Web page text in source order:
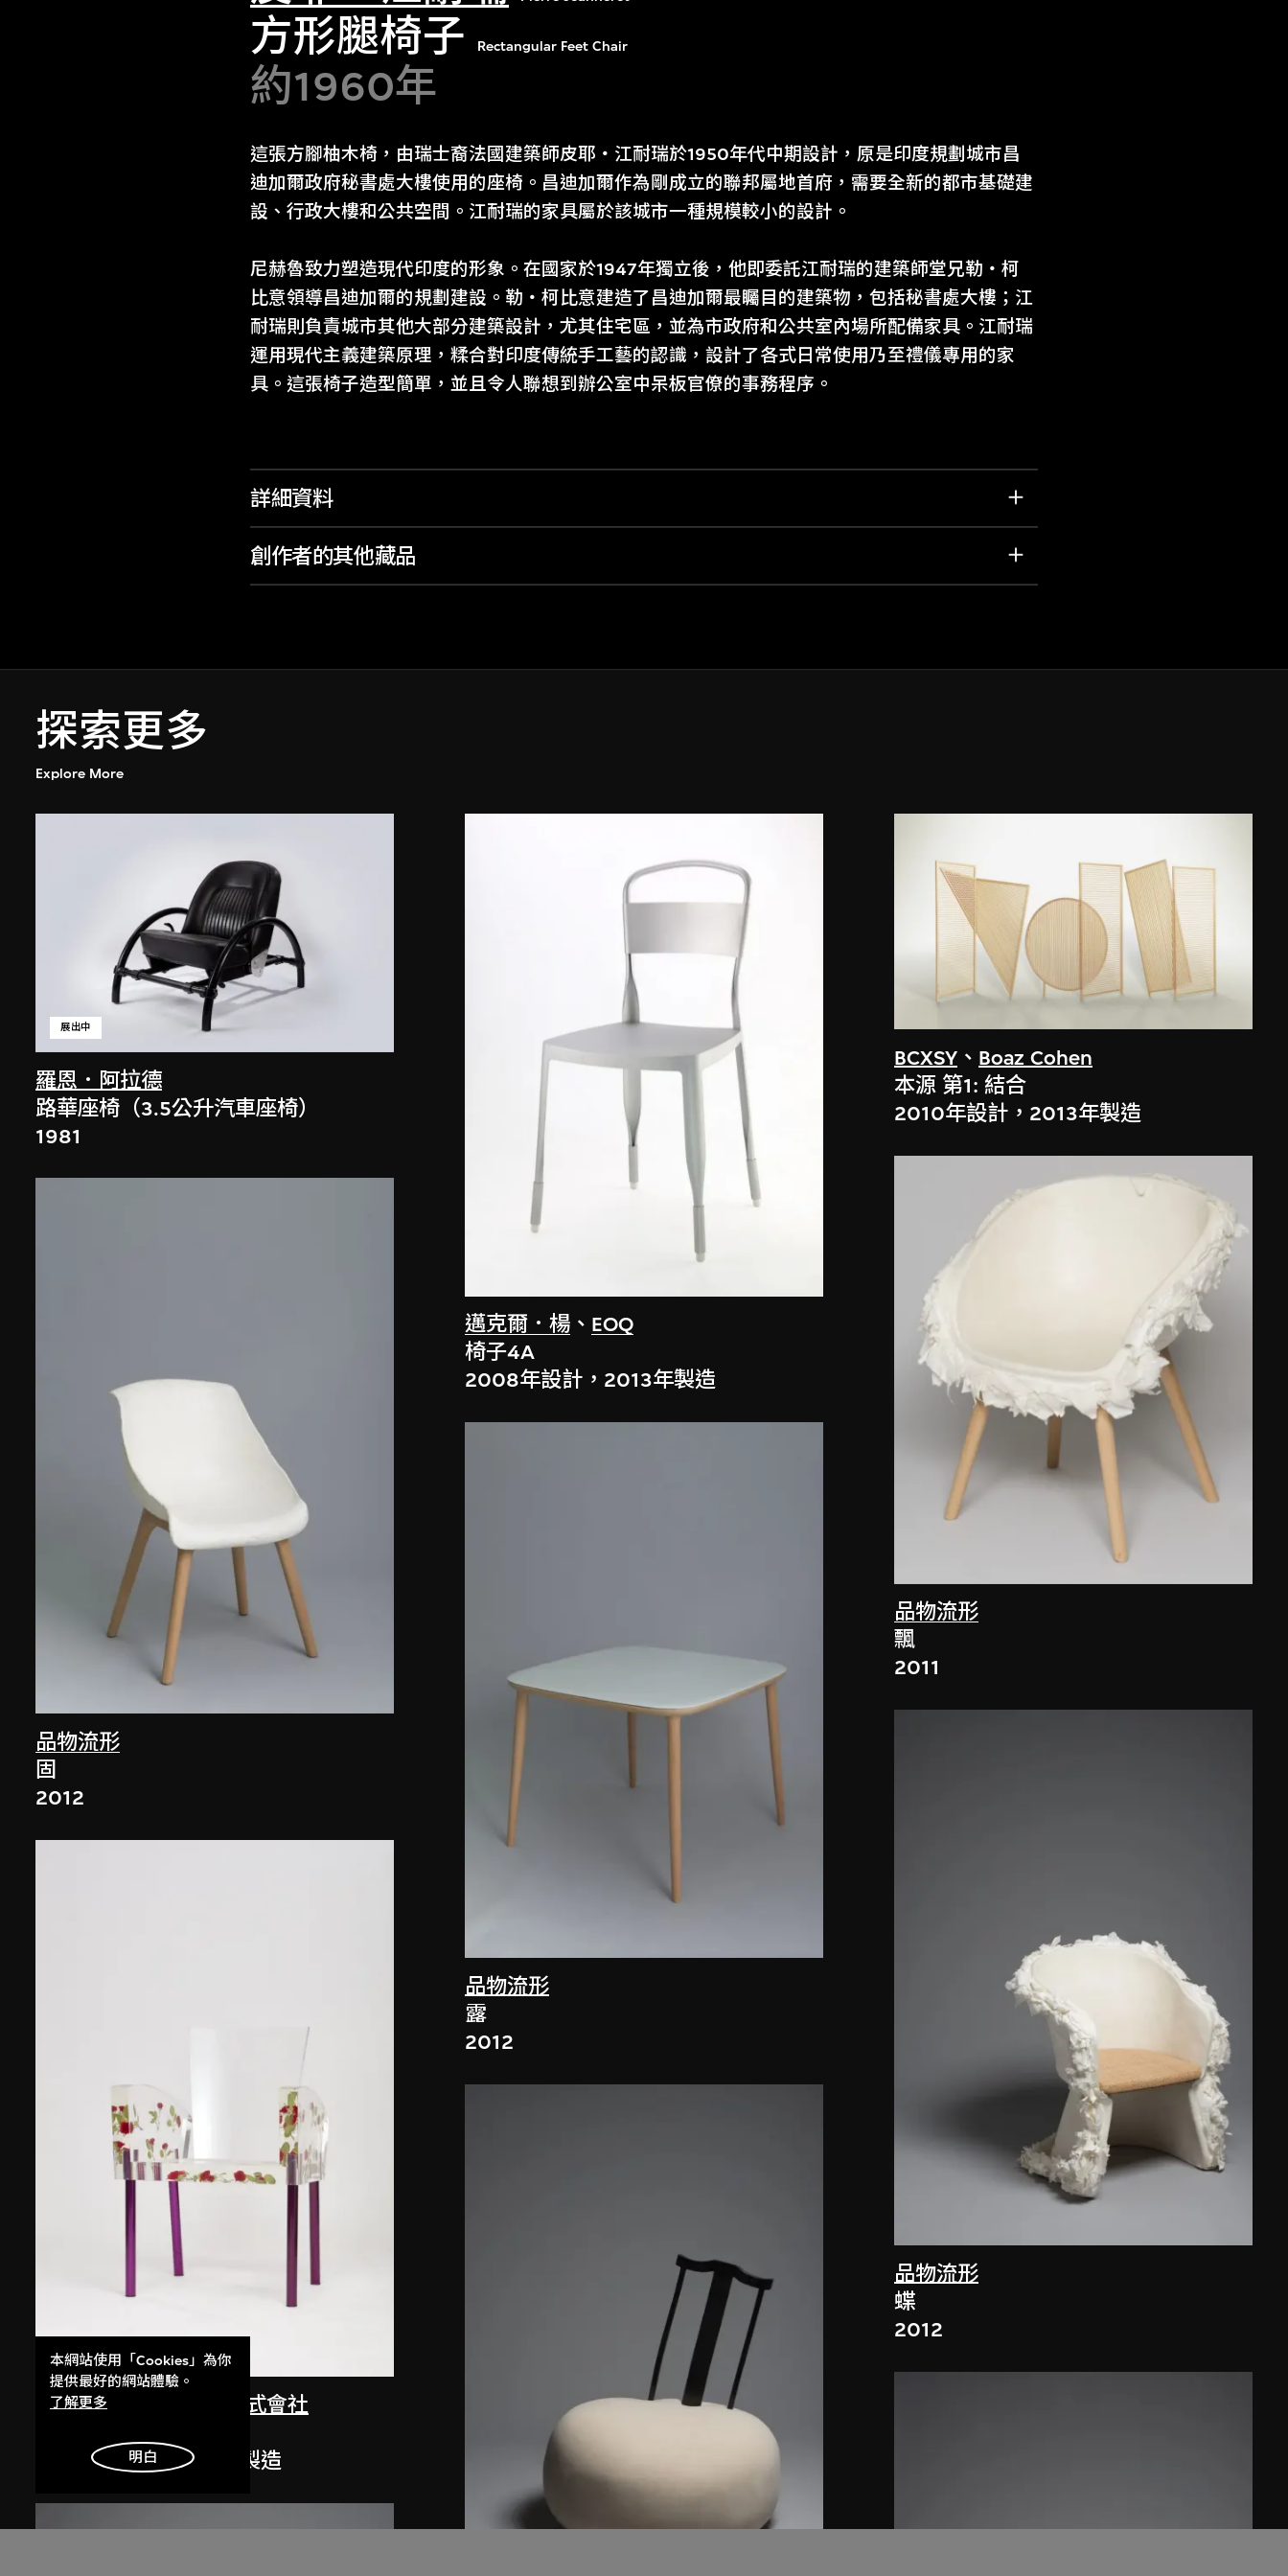
方形腿椅子 Rectangular Feet Chair
約1960年
這張方腳柚木椅，由瑞士裔法國建築師皮耶‧江耐瑞於1950年代中期設計，原是印度規劃城市昌
迪加爾政府秘書處大樓使用的座椅。昌迪加爾作為剛成立的聯邦屬地首府，需要全新的都市基礎建
設、行政大樓和公共空間。江耐瑞的家具屬於該城市一種規模較小的設計。
尼赫魯致力塑造現代印度的形象。在國家於1947年獨立後，他即委託江耐瑞的建築師堂兄勒‧柯
比意領導昌迪加爾的規劃建設。勒‧柯比意建造了昌迪加爾最矚目的建築物，包括秘書處大樓；江
耐瑞則負責城市其他大部分建築設計，尤其住宅區，並為市政府和公共室內場所配備家具。江耐瑞
運用現代主義建築原理，糅合對印度傳統手工藝的認識，設計了各式日常使用乃至禮儀專用的家
具。這張椅子造型簡單，並且令人聯想到辦公室中呆板官僚的事務程序。
詳細資料
創作者的其他藏品
探索更多
Explore More
羅恩．阿拉德
展出中
路華座椅（3.5公升汽車座椅）
1981
品物流形
固
2012
倉俁史朗 Ishimaru株式會社
展出中
1988年設計，2013年製造
邁克爾．楊 、 EOQ
椅子4A
2008年設計，2013年製造
品物流形
露
2012
BCXSY 、 Boaz Cohen
本源 第1: 結合
2010年設計，2013年製造
品物流形
飄
2011
品物流形
蝶
2012
本網站使用「Cookies」為你
提供最好的網站體驗。
了解更多
明白